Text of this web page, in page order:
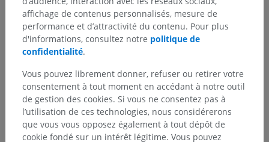
Encéphale> Rhombencéphale >
Myélencéphale; Moelle allongée>
Pyramide [moelle allongée]
Structures sous-jacentes :
sous-jacente
Anatomie comparée chez l’homme
affichage de contenus personnalisés, mesure de
performance et d’attractivité du contenu. Pour plus
d'informations, consultez notre politique de
confidentialité.
Vous pouvez librement donner, refuser ou retirer votre
consentement à tout moment en accédant à notre outil
de gestion des cookies. Si vous ne consentez pas à
l’utilisation de ces technologies, nous considérerons
que vous vous opposez également à tout dépôt de
cookie fondé sur un intérêt légitime. Vous pouvez